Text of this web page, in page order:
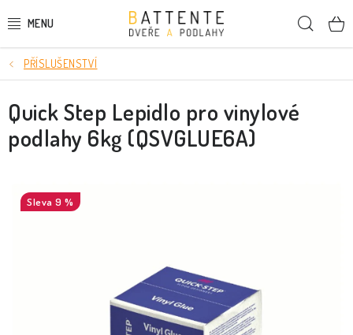
na
DVEŘE
SMRKOVÉ DVEŘE
PODLAHY
LIŠTY A DEKORAČNÍ PRVKY
PŘÍSLUŠENSTVÍ
Quick Step Lepidlo pro vinylové
podlahy 6kg (QSVGLUE6A)
9 %